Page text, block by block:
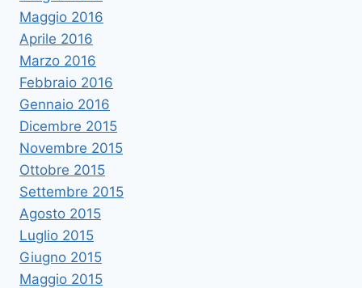
Maggio 2016
Aprile 2016
Marzo 2016
Febbraio 2016
Gennaio 2016
Dicembre 2015
Novembre 2015
Ottobre 2015
Settembre 2015
Agosto 2015
Luglio 2015
Giugno 2015
Maggio 2015